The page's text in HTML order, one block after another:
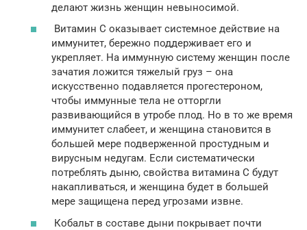
делают жизнь женщин невыносимой.
Витамин С оказывает системное действие на
иммунитет, бережно поддерживает его и
укрепляет. На иммунную систему женщин после
зачатия ложится тяжелый груз – она
искусственно подавляется прогестероном,
чтобы иммунные тела не отторгли
развивающийся в утробе плод. Но в то же время
иммунитет слабеет, и женщина становится в
большей мере подверженной простудным и
вирусным недугам. Если систематически
потреблять дыню, свойства витамина С будут
накапливаться, и женщина будет в большей
мере защищена перед угрозами извне.
Кобальт в составе дыни покрывает почти